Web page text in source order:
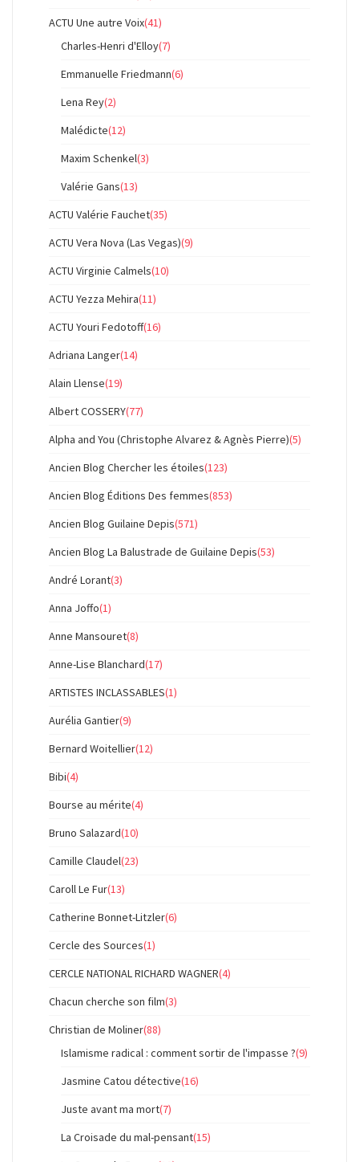
ACTU Une autre Voix(41)
Charles-Henri d'Elloy(7)
Emmanuelle Friedmann(6)
Lena Rey(2)
Malédicte(12)
Maxim Schenkel(3)
Valérie Gans(13)
ACTU Valérie Fauchet(35)
ACTU Vera Nova (Las Vegas)(9)
ACTU Virginie Calmels(10)
ACTU Yezza Mehira(11)
ACTU Youri Fedotoff(16)
Adriana Langer(14)
Alain Llense(19)
Albert COSSERY(77)
Alpha and You (Christophe Alvarez & Agnès Pierre)(5)
Ancien Blog Chercher les étoiles(123)
Ancien Blog Éditions Des femmes(853)
Ancien Blog Guilaine Depis(571)
Ancien Blog La Balustrade de Guilaine Depis(53)
André Lorant(3)
Anna Joffo(1)
Anne Mansouret(8)
Anne-Lise Blanchard(17)
ARTISTES INCLASSABLES(1)
Aurélia Gantier(9)
Bernard Woitellier(12)
Bibi(4)
Bourse au mérite(4)
Bruno Salazard(10)
Camille Claudel(23)
Caroll Le Fur(13)
Catherine Bonnet-Litzler(6)
Cercle des Sources(1)
CERCLE NATIONAL RICHARD WAGNER(4)
Chacun cherche son film(3)
Christian de Moliner(88)
Islamisme radical : comment sortir de l'impasse ?(9)
Jasmine Catou détective(16)
Juste avant ma mort(7)
La Croisade du mal-pensant(15)